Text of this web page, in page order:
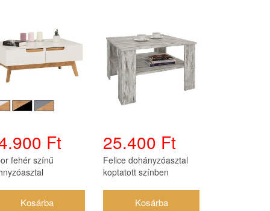
Ft
fehér színű
25.400 Ft
Felice dohányzóasztal
koptatott színben